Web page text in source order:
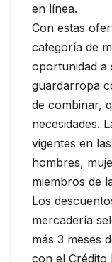
en línea.
Con estas
categoría de
oportunidad a
guardarropa
de combinar,
necesidades.
vigentes en
hombres,
miembros de
Los
mercadería
más 3 meses
con el Crédito